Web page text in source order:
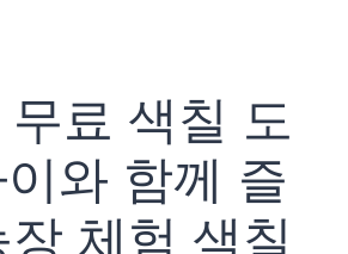
료 색칠 도
와 함께 즐
체험 색칠